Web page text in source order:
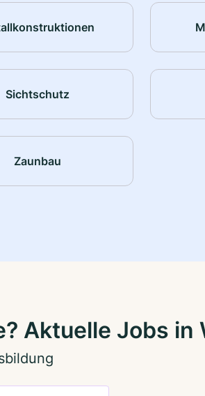
Sichtschutz
Zaunbau
Aktuelle Jobs in